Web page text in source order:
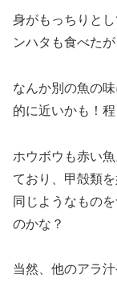
身がもっちりと
ンハタも食べた
なんか別の魚の
的に近いかも！
ホウボウも赤い
ており、甲殻類
同じようなもの
のかな？
当然、他のアラ